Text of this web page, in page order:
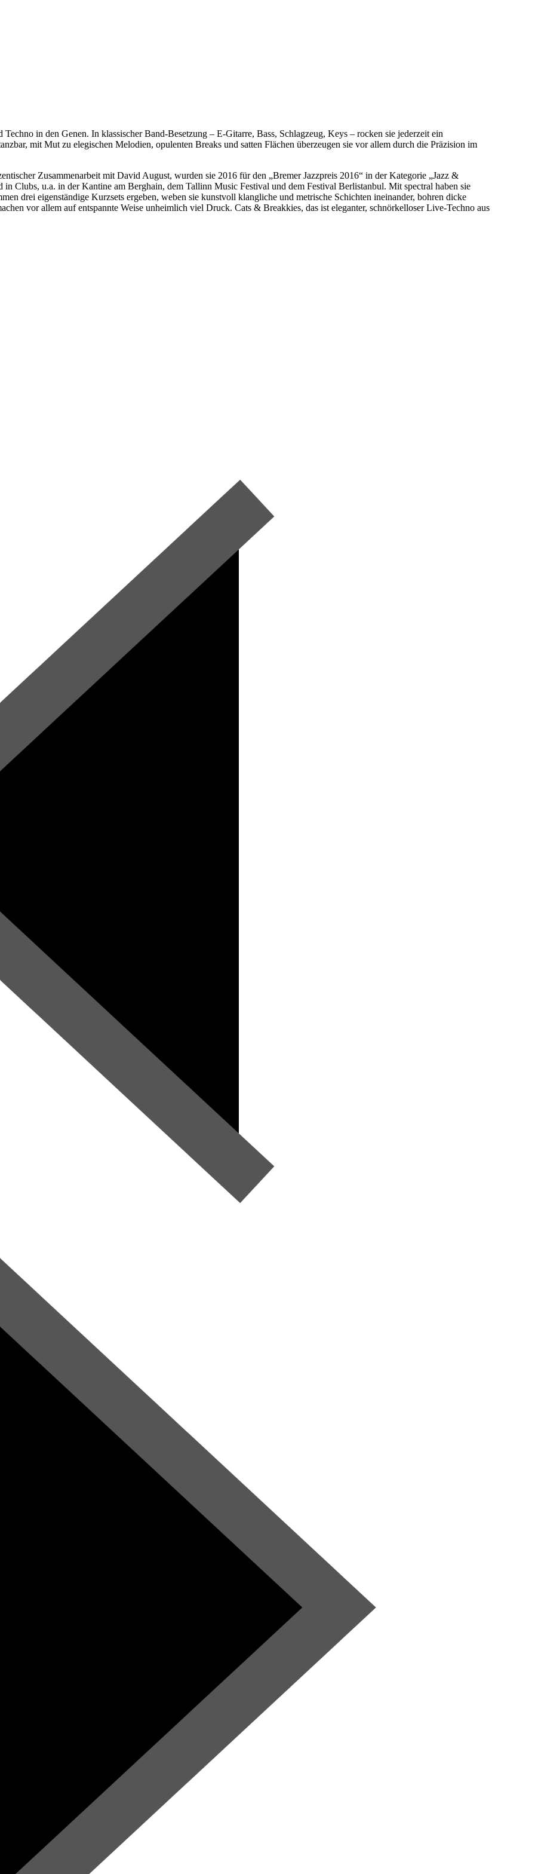
in den Genen. In klassischer Band-Besetzung – E-Gitarre, Bass, Schlagzeug, Keys – rocken sie jederzeit ein
mit Mut zu elegischen Melodien, opulenten Breaks und satten Flächen überzeugen sie vor allem durch die Präzision im
Zusammenarbeit mit David August, wurden sie 2016 für den „Bremer Jazzpreis 2016“ in der Kategorie „Jazz &
Clubs, u.a. in der Kantine am Berghain, dem Tallinn Music Festival und dem Festival Berlistanbul. Mit spectral haben sie
drei eigenständige Kurzsets ergeben, weben sie kunstvoll klangliche und metrische Schichten ineinander, bohren dicke
vor allem auf entspannte Weise unheimlich viel Druck. Cats & Breakkies, das ist eleganter, schnörkelloser Live-Techno aus